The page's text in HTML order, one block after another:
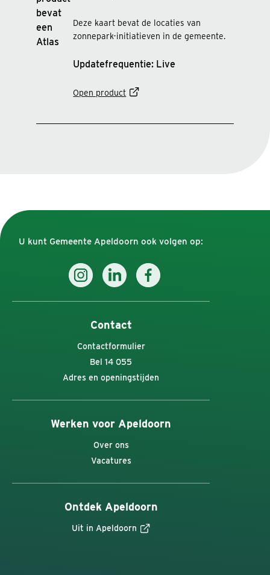
Deze kaart bevat de locaties van
zonnepark-initiatieven in de gemeente.
Updatefrequentie: Live
Open product
U kunt Gemeente Apeldoorn ook volgen op:
Contact
Contactformulier
Bel 14 055
Adres en openingstijden
Werken voor Apeldoorn
Over ons
Vacatures
Ontdek Apeldoorn
Uit in Apeldoorn